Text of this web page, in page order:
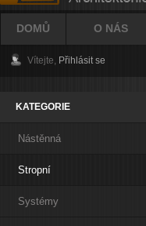
DOMŮ O NÁS
Vítejte, Přihlásit se
KATEGORIE
Nástěnná
Stropní
Systémy